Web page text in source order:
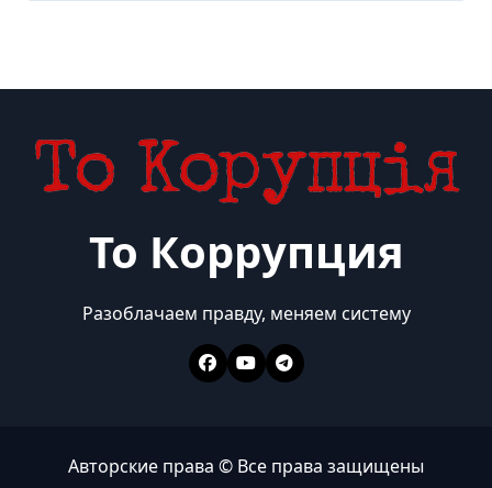
То Коррупция
Разоблачаем правду, меняем систему
Авторские права © Все права защищены